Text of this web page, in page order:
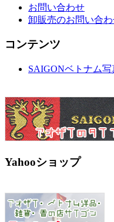
お問い合わせ
卸販売のお問い合
コンテンツ
SAIGONベトナム写
Yahooショップ